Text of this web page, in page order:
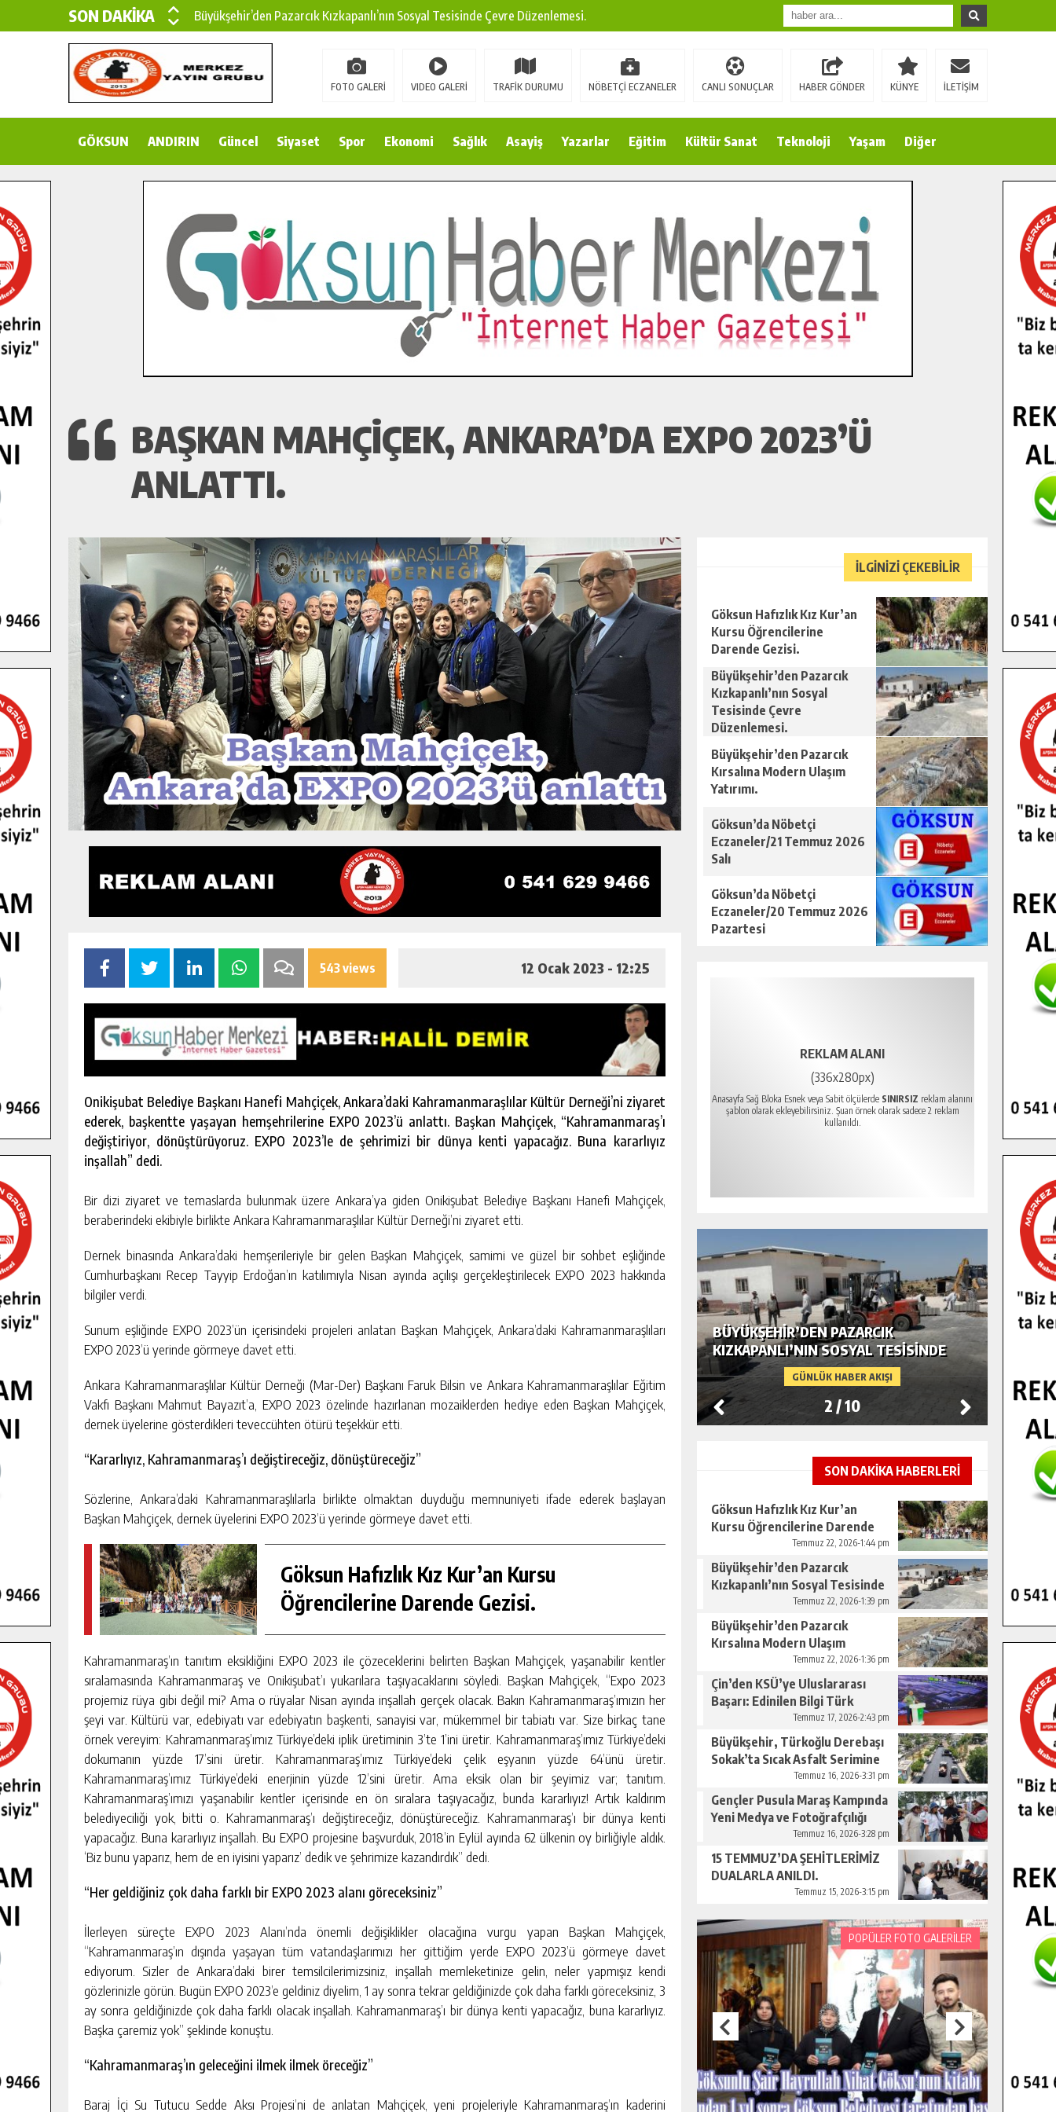
SON DAKİKA
Büyükşehir’den Pazarcık Kızkapanlı’nın Sosyal Tesisinde Çevre Düzenlemesi.
Büyükşehir’den Pazarcık Kırsalına Modern Ulaşım Yatırımı.
Çin’den KSÜ’ye Uluslararası Başarı: Edinilen Bilgi Türk Tarımına Katkı Sağlayacak.
Gençler Pusula Maraş Kampında Yeni Medya ve Fotoğrafçılığı Keşfetti.
İlçe Jandarma Komutanı Karakaya’dan Başkan Cüce’ye Veda Ziyareti.
Bertiz’in Yeni Köprüsünde Sona Doğru.
FOTO GALERİ VIDEO GALERİ TRAFİK DURUMU NÖBETÇİ ECZANELER CANLI SONUÇLAR HABER GÖNDER KÜNYE İLETİŞİM
GÖKSUN ANDIRIN Güncel Siyaset Spor Ekonomi Sağlık Asayiş Yazarlar Eğitim Kültür Sanat Teknoloji Yaşam Diğer
BAŞKAN MAHÇIÇEK, ANKARA’DA EXPO 2023’Ü
ANLATTI.
543 views 12 Ocak 2023 - 12:25
Onikişubat Belediye Başkanı Hanefi Mahçiçek, Ankara’daki Kahramanmaraşlılar Kültür Derneği’ni ziyaret
ederek, başkentte yaşayan hemşehrilerine EXPO 2023’ü anlattı. Başkan Mahçiçek, “Kahramanmaraş’ı
değiştiriyor, dönüştürüyoruz. EXPO 2023’le de şehrimizi bir dünya kenti yapacağız. Buna kararlıyız
inşallah” dedi.
Bir dizi ziyaret ve temaslarda bulunmak üzere Ankara’ya giden Onikişubat Belediye Başkanı Hanefi Mahçiçek,
beraberindeki ekibiyle birlikte Ankara Kahramanmaraşlılar Kültür Derneği’ni ziyaret etti.
Dernek binasında Ankara’daki hemşerileriyle bir gelen Başkan Mahçiçek, samimi ve güzel bir sohbet eşliğinde
Cumhurbaşkanı Recep Tayyip Erdoğan’ın katılımıyla Nisan ayında açılışı gerçekleştirilecek EXPO 2023 hakkında
bilgiler verdi.
Sunum eşliğinde EXPO 2023’ün içerisindeki projeleri anlatan Başkan Mahçiçek, Ankara’daki Kahramanmaraşlıları
EXPO 2023’ü yerinde görmeye davet etti.
Ankara Kahramanmaraşlılar Kültür Derneği (Mar-Der) Başkanı Faruk Bilsin ve Ankara Kahramanmaraşlılar Eğitim
Vakfı Başkanı Mahmut Bayazıt’a, EXPO 2023 özelinde hazırlanan mozaiklerden hediye eden Başkan Mahçiçek,
dernek üyelerine gösterdikleri teveccühten ötürü teşekkür etti.
“Kararlıyız, Kahramanmaraş’ı değiştireceğiz, dönüştüreceğiz”
Sözlerine, Ankara’daki Kahramanmaraşlılarla birlikte olmaktan duyduğu memnuniyeti ifade ederek başlayan
Başkan Mahçiçek, dernek üyelerini EXPO 2023’ü yerinde görmeye davet etti.
Göksun Hafızlık Kız Kur’an Kursu
Öğrencilerine Darende Gezisi.
Kahramanmaraş’ın tanıtım eksikliğini EXPO 2023 ile çözeceklerini belirten Başkan Mahçiçek, yaşanabilir kentler
sıralamasında Kahramanmaraş ve Onikişubat’ı yukarılara taşıyacaklarını söyledi. Başkan Mahçiçek, “Expo 2023
projemiz rüya gibi değil mi? Ama o rüyalar Nisan ayında inşallah gerçek olacak. Bakın Kahramanmaraş’ımızın her
şeyi var. Kültürü var, edebiyatı var edebiyatın başkenti, sanayisi var, mükemmel bir tabiatı var. Size birkaç tane
örnek vereyim: Kahramanmaraş’ımız Türkiye’deki iplik üretiminin 3’te 1’ini üretir. Kahramanmaraş’ımız Türkiye’deki
dokumanın yüzde 17’sini üretir. Kahramanmaraş’ımız Türkiye’deki çelik eşyanın yüzde 64’ünü üretir.
Kahramanmaraş’ımız Türkiye’deki enerjinin yüzde 12’sini üretir. Ama eksik olan bir şeyimiz var; tanıtım.
Kahramanmaraş’ımızı yaşanabilir kentler içerisinde en ön sıralara taşıyacağız, bunda kararlıyız! Artık kaldırım
belediyeciliği yok, bitti o. Kahramanmaraş’ı değiştireceğiz, dönüştüreceğiz. Kahramanmaraş’ı bir dünya kenti
yapacağız. Buna kararlıyız inşallah. Bu EXPO projesine başvurduk, 2018’in Eylül ayında 62 ülkenin oy birliğiyle aldık.
‘Biz bunu yaparız, hem de en iyisini yaparız’ dedik ve şehrimize kazandırdık” dedi.
“Her geldiğiniz çok daha farklı bir EXPO 2023 alanı göreceksiniz”
İlerleyen süreçte EXPO 2023 Alanı’nda önemli değişiklikler olacağına vurgu yapan Başkan Mahçiçek,
“Kahramanmaraş’ın dışında yaşayan tüm vatandaşlarımızı her gittiğim yerde EXPO 2023’ü görmeye davet
ediyorum. Sizler de Ankara’daki birer temsilcilerimizsiniz, inşallah memleketinize gelin, neler yapmışız kendi
gözlerinizle görün. Bugün EXPO 2023’e geldiniz diyelim, 1 ay sonra tekrar geldiğinizde çok daha farklı göreceksiniz, 3
ay sonra geldiğinizde çok daha farklı olacak inşallah. Kahramanmaraş’ı bir dünya kenti yapacağız, buna kararlıyız.
Başka çaremiz yok” şeklinde konuştu.
“Kahramanmaraş’ın geleceğini ilmek ilmek öreceğiz”
Baraj İçi Su Tutucu Sedde Aksı Projesi’ni de anlatan Mahçiçek, yeni projeleriyle Kahramanmaraş’ın kaderini
İLGİNİZİ ÇEKEBİLİR
Göksun Hafızlık Kız Kur’an
Kursu Öğrencilerine
Darende Gezisi.
Büyükşehir’den Pazarcık
Kızkapanlı’nın Sosyal
Tesisinde Çevre
Düzenlemesi.
Büyükşehir’den Pazarcık
Kırsalına Modern Ulaşım
Yatırımı.
Göksun’da Nöbetçi
Eczaneler/21 Temmuz 2026
Salı
Göksun’da Nöbetçi
Eczaneler/20 Temmuz 2026
Pazartesi
REKLAM ALANI
(336x280px)
Anasayfa Sağ Bloka Esnek veya Sabit ölçülerde SINIRSIZ reklam alanını
şablon olarak ekleyebilirsiniz. Şuan örnek olarak sadece 2 reklam
kullanıldı.
GÜNLÜK HABER AKIŞI
GENÇLER PUSULA MARAŞ KAMPINDA
YENI MEDYA VE FOTOĞRAFÇILIĞI
GÜNLÜK HABER AKIŞI
GÖKSUN HAFIZLIK KIZ KUR’AN KURSU
GÜNLÜK HABER AKIŞI
BÜYÜKŞEHIR’DEN PAZARCIK
KIZKAPANLI’NIN SOSYAL TESISINDE
ÇEVRE DÜZENLEMESI.
2 /10
SON DAKİKA HABERLERİ
Göksun Hafızlık Kız Kur’an
Kursu Öğrencilerine Darende
Temmuz 22, 2026-1:44 pm
Büyükşehir’den Pazarcık
Kızkapanlı’nın Sosyal Tesisinde
Çevre Düzenlemesi.Temmuz 22, 2026-1:39 pm
Büyükşehir’den Pazarcık
Kırsalına Modern Ulaşım
Temmuz 22, 2026-1:36 pm
Çin’den KSÜ’ye Uluslararası
Başarı: Edinilen Bilgi Türk
Tarımına Katkı Sağlayacak.
Temmuz 17, 2026-2:43 pm
Büyükşehir, Türkoğlu Derebaşı
Sokak’ta Sıcak Asfalt Serimine
Temmuz 16, 2026-3:31 pm
Gençler Pusula Maraş Kampında
Yeni Medya ve Fotoğrafçılığı
Temmuz 16, 2026-3:28 pm
15 TEMMUZ’DA ŞEHİTLERİMİZ
DUALARLA ANILDI.
Temmuz 15, 2026-3:15 pm
POPÜLER FOTO GALERİLER